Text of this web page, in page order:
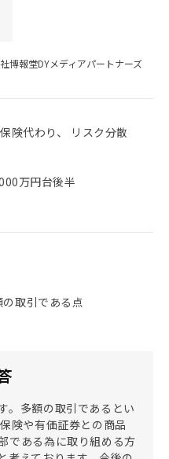
博報堂DYメディアパートナーズ
険代わり、 リスク分散
万円台後半
取引である点
。多額の取引であるとい
険や有価証券との商品
である為に取り組める方